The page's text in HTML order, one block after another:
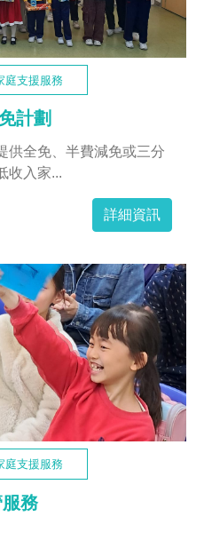
庭支援服務
計劃
供全免、半費減免或三分
收入家...
詳細資訊
庭支援服務
服務